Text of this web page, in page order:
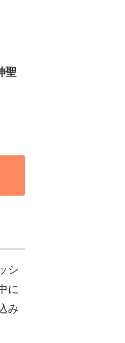
聖
シ
に
み